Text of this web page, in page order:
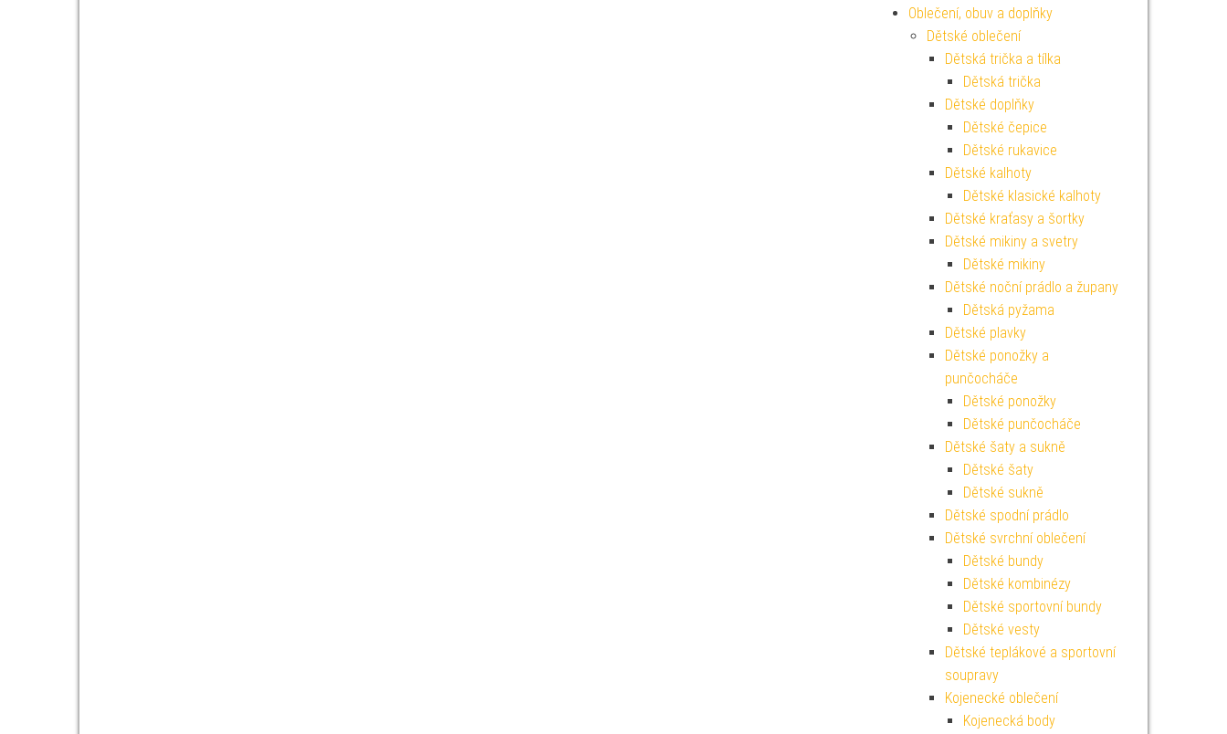
Oblečení, obuv a doplňky
Dětské oblečení
Dětská trička a tílka
Dětská trička
Dětské doplňky
Dětské čepice
Dětské rukavice
Dětské kalhoty
Dětské klasické kalhoty
Dětské kraťasy a šortky
Dětské mikiny a svetry
Dětské mikiny
Dětské noční prádlo a župany
Dětská pyžama
Dětské plavky
Dětské ponožky a
punčocháče
Dětské ponožky
Dětské punčocháče
Dětské šaty a sukně
Dětské šaty
Dětské sukně
Dětské spodní prádlo
Dětské svrchní oblečení
Dětské bundy
Dětské kombinézy
Dětské sportovní bundy
Dětské vesty
Dětské teplákové a sportovní
soupravy
Kojenecké oblečení
Kojenecká body